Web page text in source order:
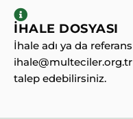
İHALE DOSYASI
İhale adı ya da
ihale@multeciler.org.tr
talep edebilirsiniz.